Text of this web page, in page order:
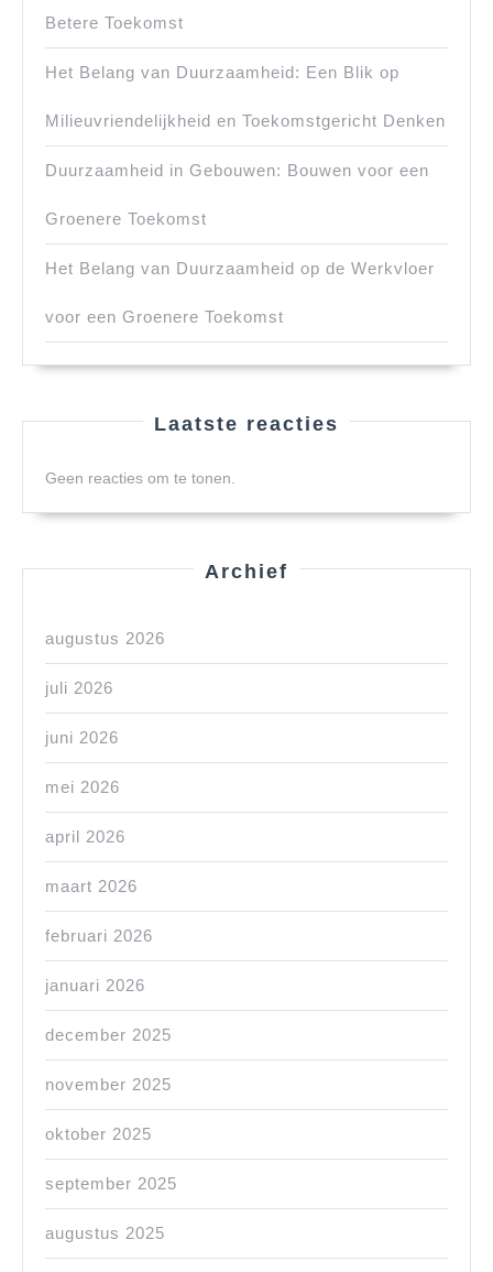
Betere Toekomst
Het Belang van Duurzaamheid: Een Blik op
Milieuvriendelijkheid en Toekomstgericht Denken
Duurzaamheid in Gebouwen: Bouwen voor een
Groenere Toekomst
Het Belang van Duurzaamheid op de Werkvloer
voor een Groenere Toekomst
Laatste reacties
Geen reacties om te tonen.
Archief
augustus 2026
juli 2026
juni 2026
mei 2026
april 2026
maart 2026
februari 2026
januari 2026
december 2025
november 2025
oktober 2025
september 2025
augustus 2025